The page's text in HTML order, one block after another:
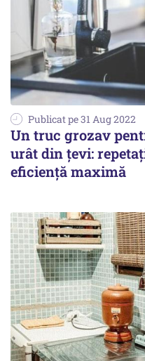
Publicat pe 31 Aug 2022
Un truc grozav
urât din țevi:
eficiență maximă